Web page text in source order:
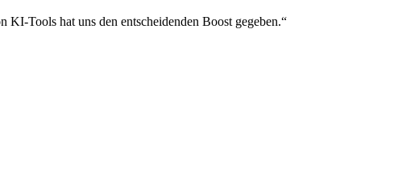
KI-Tools hat uns den entscheidenden Boost gegeben.“